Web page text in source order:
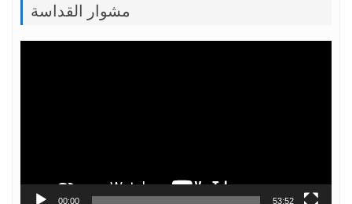
مشوار القداسة
00:00 53:52